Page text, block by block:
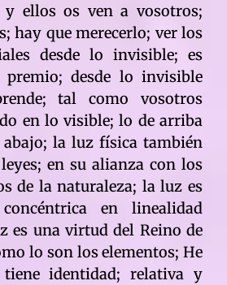
ellos os ven a vosotros;
hay que merecerlo; ver los
desde lo invisible; es
premio; desde lo invisible
tal como vosotros
en lo visible; lo de arriba
la luz física también
en su alianza con los
de la naturaleza; la luz es
en linealidad
es una virtud del Reino de
lo son los elementos; He
identidad; relativa y